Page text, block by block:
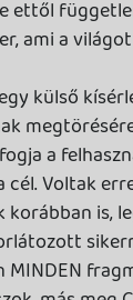
Steam feature-t
rendszerük
#039ur
gondjait. Bárcsak
storen,hogy
Boxosok
csak
accot is kreálnak
profilt.